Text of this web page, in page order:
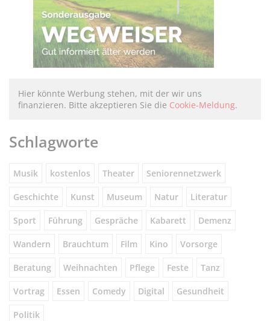
Hier könnte Werbung stehen, mit der wir uns
finanzieren. Bitte akzeptieren Sie die Cookie-Meldung.
Schlagworte
Musik kostenlos Theater Seniorennetzwerk
Geschichte Kunst Museum Natur Literatur
Sport Führung Gespräche Kabarett Demenz
Wandern Brauchtum Film Kino Vorsorge
Beratung Weihnachten Pflege Feste Tanz
Vortrag Essen Comedy Digital Gesundheit
Politik